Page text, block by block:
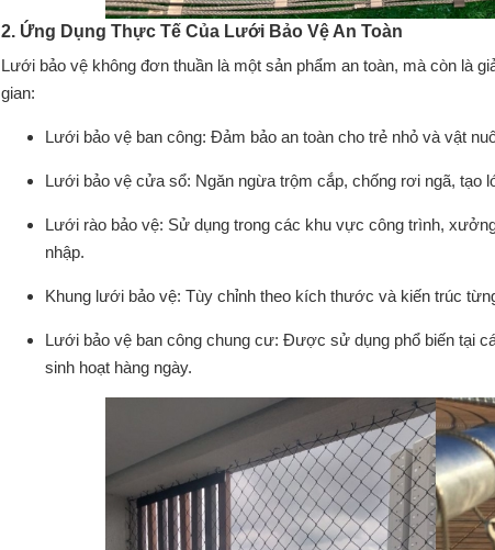
2. Ứng Dụng Thực Tế Của Lưới Bảo Vệ An Toàn
Lưới bảo vệ không đơn thuần là một sản phẩm an toàn, mà còn là
gian:
Lưới bảo vệ ban công: Đảm bảo an toàn cho trẻ nhỏ và vật
Lưới bảo vệ cửa sổ: Ngăn ngừa trộm cắp, chống rơi ngã, tạo
Lưới rào bảo vệ: Sử dụng trong các khu vực công trình,
nhập.
Khung lưới bảo vệ: Tùy chỉnh theo kích thước và kiến trúc
Lưới bảo vệ ban công chung cư: Được sử dụng phổ biến tại
sinh hoạt hàng ngày.